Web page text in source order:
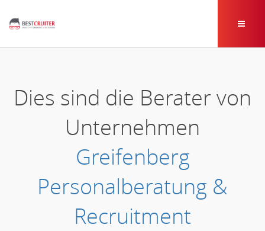
Dies sind die Berater von
Unternehmen
Greifenberg
Personalberatung &
Recruitment